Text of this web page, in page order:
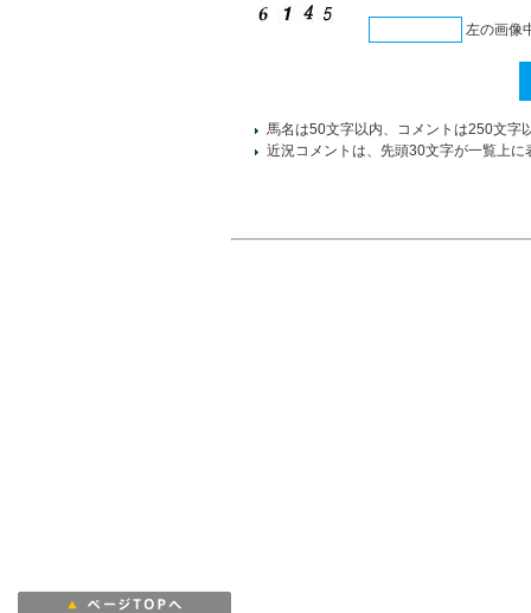
左の画像
馬名は50文字以内、コメントは250文字
近況コメントは、先頭30文字が一覧上に